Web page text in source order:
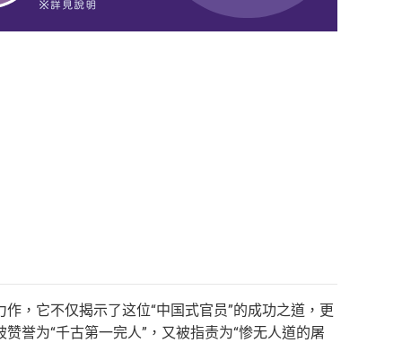
，它不仅揭示了这位“中国式官员”的成功之道，更
誉为“千古第一完人”，又被指责为“惨无人道的屠